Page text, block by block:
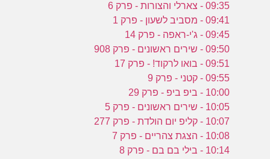
09:35 - צארלי והצורות - פרק 6
09:41 - מסביב לשעון - פרק 1
09:45 - ג'י-ראפה - פרק 14
09:50 - שירים ראשונים - פרק 908
09:51 - בואו לרקוד! - פרק 17
09:55 - קטני - פרק 9
10:00 - ביפ ביפ - פרק 29
10:05 - שירים ראשונים - פרק 5
10:07 - קליפ יום הולדת - פרק 277
10:08 - הצגת צהריים - פרק 7
10:14 - בילי בם בם - פרק 8